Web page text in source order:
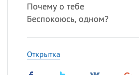
Почему о тебе
Беспокоюсь, одном?
Открытка